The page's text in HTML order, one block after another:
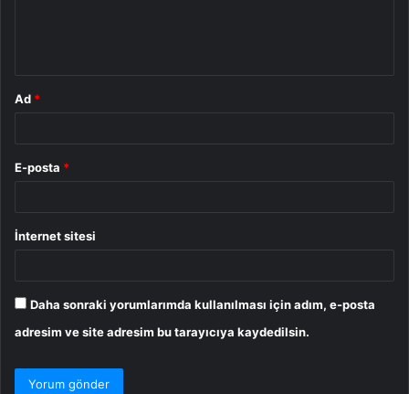
Ad *
E-posta *
İnternet sitesi
Daha sonraki yorumlarımda kullanılması için adım, e-posta
adresim ve site adresim bu tarayıcıya kaydedilsin.